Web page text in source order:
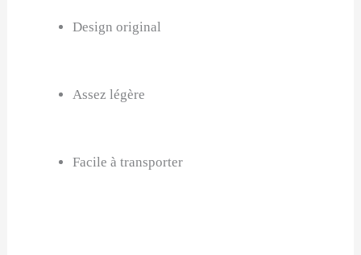
Design original
Assez légère
Facile à transporter